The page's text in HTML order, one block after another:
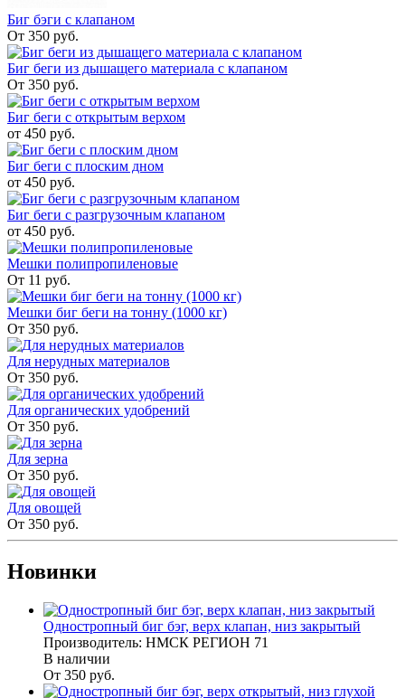
Биг бэги с клапаном
От 350 руб.
Биг беги из дышащего материала с клапаном
От 350 руб.
Биг беги с открытым верхом
от 450 руб.
Биг беги с плоским дном
от 450 руб.
Биг беги с разгрузочным клапаном
от 450 руб.
Мешки полипропиленовые
От 11 руб.
Мешки биг беги на тонну (1000 кг)
От 350 руб.
Для нерудных материалов
От 350 руб.
Для органических удобрений
От 350 руб.
Для зерна
От 350 руб.
Для овощей
От 350 руб.
Новинки
Одностропный биг бэг, верх клапан, низ закрытый
Производитель: НМСК РЕГИОН 71
В наличии
От 350 руб.